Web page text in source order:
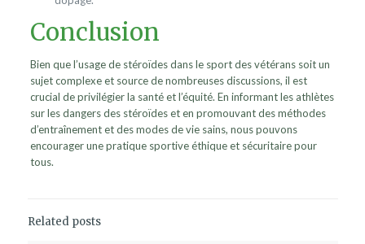
Conclusion
Bien que l’usage de stéroïdes dans le sport des vétérans soit un
sujet complexe et source de nombreuses discussions, il est
crucial de privilégier la santé et l’équité. En informant les athlètes
sur les dangers des stéroïdes et en promouvant des méthodes
d’entraînement et des modes de vie sains, nous pouvons
encourager une pratique sportive éthique et sécuritaire pour
tous.
Related posts